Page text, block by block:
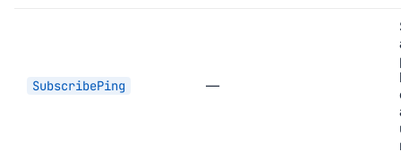
SubscribePing —